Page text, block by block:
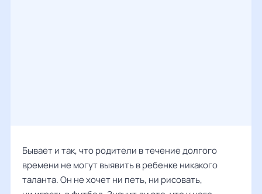
Бывает и так, что родители в течение долгого
времени не могут выявить в ребенке никакого
таланта. Он не хочет ни петь, ни рисовать,